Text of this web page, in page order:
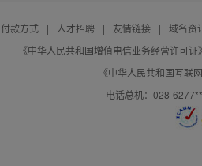
付款方式 | 人才招聘 | 友情链接 |
域名资
《中华人民共和国增值电信业务经营许可
《中华人民共和国互联
电话总机：028-